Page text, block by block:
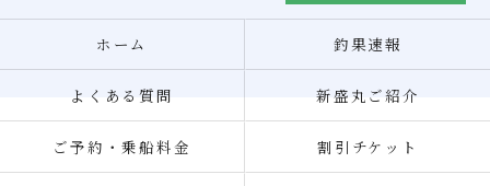
ホーム 釣果速報
よくある質問 新盛丸ご紹介
ご予約・乗船料金 割引チケット